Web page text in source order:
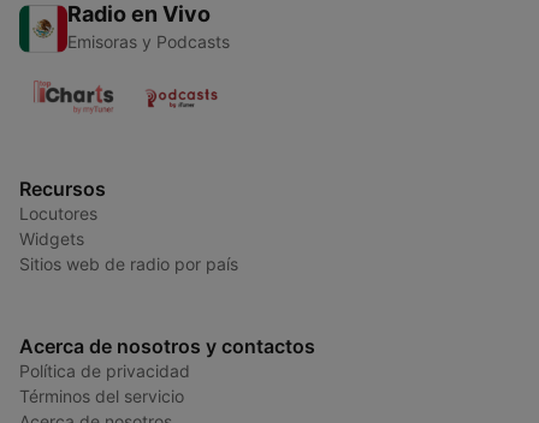
Radio en Vivo
Emisoras y Podcasts
Recursos
Locutores
Widgets
Sitios web de radio por país
Acerca de nosotros y contactos
Política de privacidad
Términos del servicio